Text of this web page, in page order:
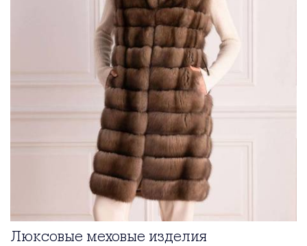
Люксовые меховые изделия